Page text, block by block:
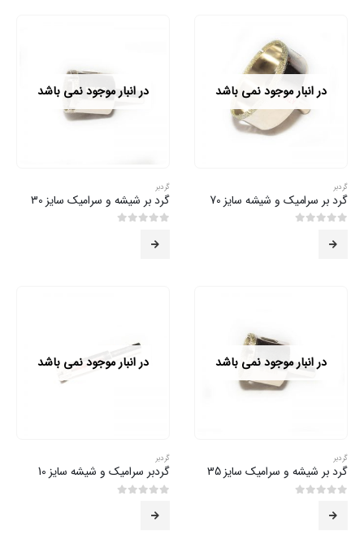
در انبار موجود نمی باشد
گردبر
گرد بر سرامیک و شیشه سایز 70
در انبار موجود نمی باشد
گردبر
گرد بر شیشه و سرامیک سایز 30
در انبار موجود نمی باشد
گردبر
گرد بر شیشه و سرامیک سایز 35
در انبار موجود نمی باشد
گردبر
گردبر سرامیک و شیشه سایز 10